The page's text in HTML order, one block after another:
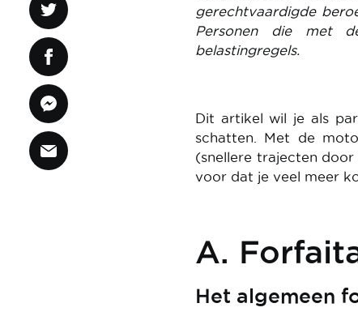
gerechtvaardigde
Personen die met
belastingregels.
Dit artikel wil je als
schatten. Met de
(snellere trajecten
voor dat je veel meer
A.
Het algemeen